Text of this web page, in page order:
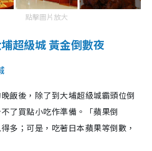
點擊圖片放大
超級城 黃金倒數夜
飯後，除了到大埔超級城霸頭位倒
了買點小吃作準備。「蘋果倒
多；可是，吃著日本蘋果等倒數，